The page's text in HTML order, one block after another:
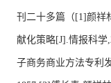
刊二十多篇（[1]颜祥
献化策略[J].情报科学
子商务商业方法专利